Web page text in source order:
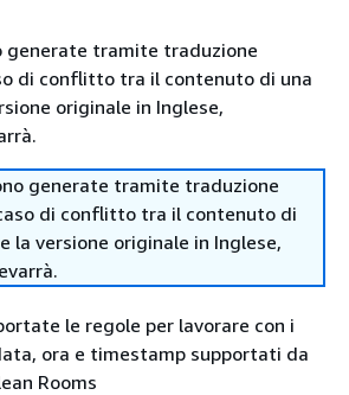
generate tramite traduzione
di conflitto tra il contenuto di una
originale in Inglese,
generate tramite traduzione
di conflitto tra il contenuto di
la versione originale in Inglese,
le regole per lavorare con i
ora e timestamp supportati da
Rooms